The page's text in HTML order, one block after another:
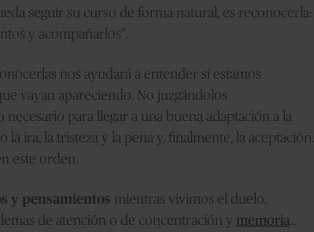
seguir su curso de forma natural, es reconocerla:
y acompañarlos".
nos ayudará a entender si estamos
vayan apareciendo. No juzgándolos
para llegar a una buena adaptación a la
la ira, la tristeza y la pena y, finalmente, la aceptación.
este orden.
y pensamientos mientras vivimos el duelo.
de atención o de concentración y memoria…